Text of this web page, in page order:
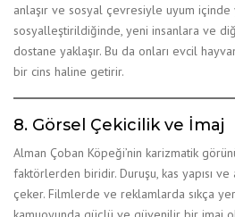
anlaşır ve sosyal çevresiyle uyum içinde
sosyalleştirildiğinde, yeni insanlara ve
dostane yaklaşır. Bu da onları evcil
bir cins haline getirir.
8. Görsel Çekicilik ve İmaj
Alman Çoban Köpeği’nin karizmatik
faktörlerden biridir. Duruşu, kas yapısı
çeker. Filmlerde ve reklamlarda sıkça